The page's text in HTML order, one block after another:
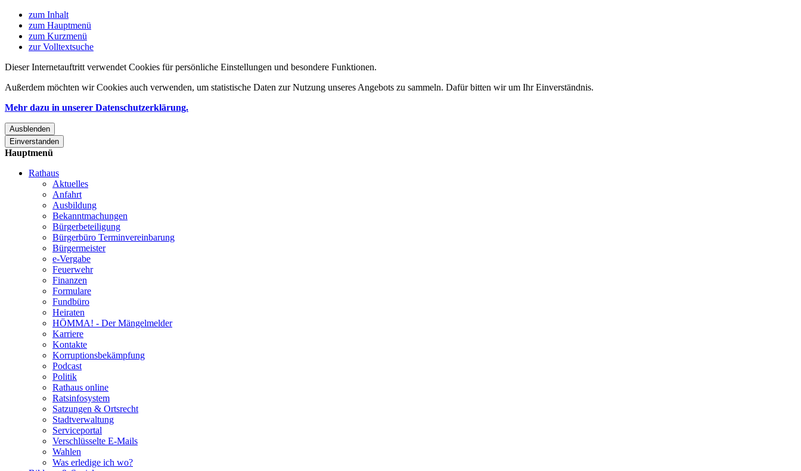
zum Inhalt
zum Hauptmenü
zum Kurzmenü
zur Volltextsuche
Dieser Internetauftritt verwendet Cookies für persönliche Einstellungen und besondere Funktionen.
Außerdem möchten wir Cookies auch verwenden, um statistische Daten zur Nutzung unseres Angebots zu sammeln. Dafür bitten wir um Ihr Einverständnis.
Mehr dazu in unserer Datenschutzerklärung.
Ausblenden
Einverstanden
Hauptmenü
Rathaus
Aktuelles
Anfahrt
Ausbildung
Bekanntmachungen
Bürgerbeteiligung
Bürgerbüro Terminvereinbarung
Bürgermeister
e-Vergabe
Feuerwehr
Finanzen
Formulare
Fundbüro
Heiraten
HÖMMA! - Der Mängelmelder
Karriere
Kontakte
Korruptionsbekämpfung
Podcast
Politik
Rathaus online
Ratsinfosystem
Satzungen & Ortsrecht
Stadtverwaltung
Serviceportal
Verschlüsselte E-Mails
Wahlen
Was erledige ich wo?